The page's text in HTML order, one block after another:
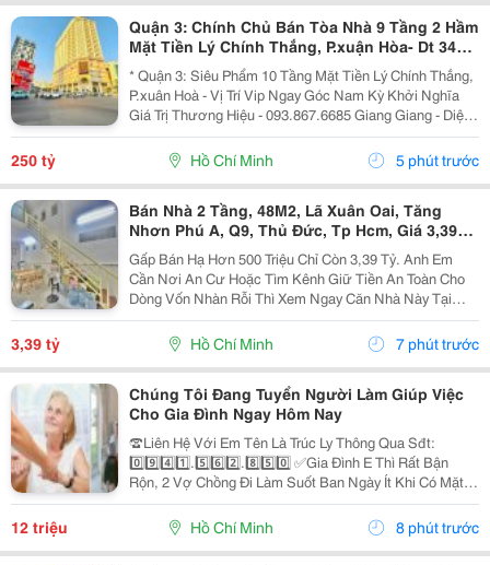
Quận 3: Chính Chủ Bán Tòa Nhà 9 Tầng 2 Hầm
Mặt Tiền Lý Chính Thắng, P.xuận Hòa- Dt 34M2
Ngang 9,3M*47M- Đang Khai Thác Vp Cty- Vị
Trí Siêu
* Quận 3: Siêu Phẩm 10 Tầng Mặt Tiền Lý Chính Thắng,
P.xuân Hoà - Vị Trí Vip Ngay Góc Nam Kỳ Khởi Nghĩa
Giá Trị Thương Hiệu - 093.867.6685 Giang Giang - Diện
Tích: 333,3M2 - Ngang 4,1M Nở Hậu 9,3M * 47M. - Kết
Cấu: 2 Hầm - 8 Tầng - Sân Thượng -...
250 tỷ Hồ Chí Minh 5 phút trước
Bán Nhà 2 Tầng, 48M2, Lã Xuân Oai, Tăng
Nhơn Phú A, Q9, Thủ Đức, Tp Hcm, Giá 3,39
Tỷ.
Gấp Bán Hạ Hơn 500 Triệu Chỉ Còn 3,39 Tỷ. Anh Em
Cần Nơi An Cư Hoặc Tìm Kênh Giữ Tiền An Toàn Cho
Dòng Vốn Nhàn Rỗi Thì Xem Ngay Căn Nhà Này Tại
Đường Lã Xuân Oai, Phường Tăng Nhơn Phú A, Quận
9. Tp Hcm. Diện Tích Đất 48M2, Kích Thước 3.7M X...
3,39 tỷ Hồ Chí Minh 7 phút trước
Chúng Tôi Đang Tuyển Người Làm Giúp Việc
Cho Gia Đình Ngay Hôm Nay
☎️Liên Hệ Với Em Tên Là Trúc Ly Thông Qua Sđt:
0️⃣9️⃣4️⃣1️⃣.5️⃣6️⃣2️⃣.8️⃣5️⃣0️⃣ ✅Gia Đình E Thì Rất Bận
Rộn, 2 Vợ Chồng Đi Làm Suốt Ban Ngày Ít Khi Có Mặt Ở
Nhà. Nhưng Nhà Lại Có 1 Bà Cụ Đau Yếu Và 1 Bé Nhỏ
Năm Nay Đã Gần 2 Tuổi Vì Vậy Để Có Thể An...
12 triệu Hồ Chí Minh 8 phút trước